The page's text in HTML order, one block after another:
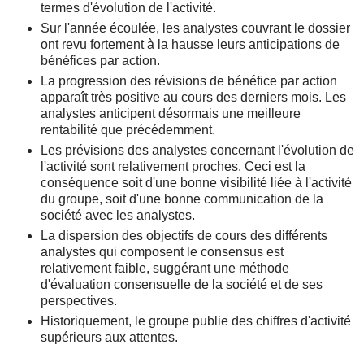
termes d'évolution de l'activité.
Sur l'année écoulée, les analystes couvrant le dossier
ont revu fortement à la hausse leurs anticipations de
bénéfices par action.
La progression des révisions de bénéfice par action
apparaît très positive au cours des derniers mois. Les
analystes anticipent désormais une meilleure
rentabilité que précédemment.
Les prévisions des analystes concernant l'évolution de
l'activité sont relativement proches. Ceci est la
conséquence soit d'une bonne visibilité liée à l'activité
du groupe, soit d'une bonne communication de la
société avec les analystes.
La dispersion des objectifs de cours des différents
analystes qui composent le consensus est
relativement faible, suggérant une méthode
d'évaluation consensuelle de la société et de ses
perspectives.
Historiquement, le groupe publie des chiffres d'activité
supérieurs aux attentes.